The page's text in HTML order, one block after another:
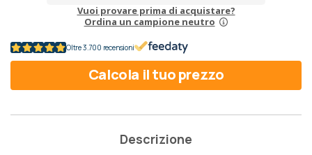
Vuoi provare prima di acquistare?
Ordina un campione neutro
Oltre 3.700 recensioni
Calcola il tuo prezzo
Descrizione